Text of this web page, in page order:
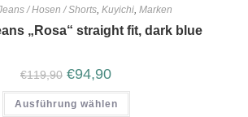
/ Hosen / Shorts, Kuyichi, Marken
„Rosa“ straight fit, dark blue
€119,90 €94,90
Ausführung wählen